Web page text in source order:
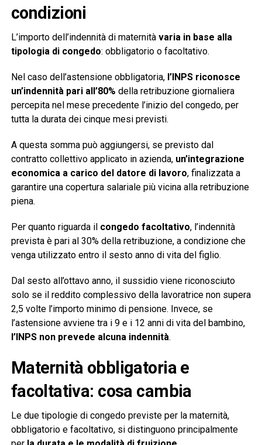
condizioni
L’importo dell’indennità di maternità varia in base alla
tipologia di congedo: obbligatorio o facoltativo.
Nel caso dell’astensione obbligatoria, l’INPS riconosce
un’indennità pari all’80% della retribuzione giornaliera
percepita nel mese precedente l’inizio del congedo, per
tutta la durata dei cinque mesi previsti.
A questa somma può aggiungersi, se previsto dal
contratto collettivo applicato in azienda, un’integrazione
economica a carico del datore di lavoro, finalizzata a
garantire una copertura salariale più vicina alla retribuzione
piena.
Per quanto riguarda il congedo facoltativo, l’indennità
prevista è pari al 30% della retribuzione, a condizione che
venga utilizzato entro il sesto anno di vita del figlio.
Dal sesto all’ottavo anno, il sussidio viene riconosciuto
solo se il reddito complessivo della lavoratrice non supera
2,5 volte l’importo minimo di pensione. Invece, se
l’astensione avviene tra i 9 e i 12 anni di vita del bambino,
l’INPS non prevede alcuna indennità.
Maternità obbligatoria e
facoltativa: cosa cambia
Le due tipologie di congedo previste per la maternità,
obbligatorio e facoltativo, si distinguono principalmente